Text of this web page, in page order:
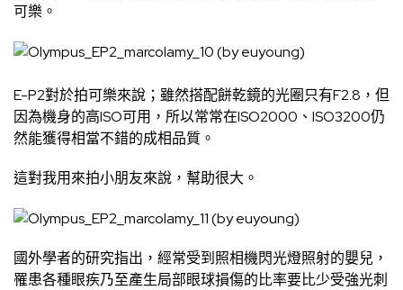
可樂。
E-P2對於拍可樂來說；雖然搭配餅乾鏡的光圈只有F2.8，但
因為機身的高ISO可用，所以常常在ISO2000、ISO3200仍
然能獲得相當不錯的成相品質。
這對我用來拍小朋友來說，幫助很大。
國外學者的研究指出，經常受到照相機閃光燈照射的嬰兒，
罹患各種眼疾乃至產生局部眼球損傷的比率要比少受強光刺